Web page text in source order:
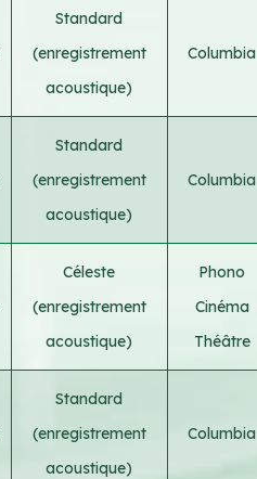
Standard
(enregistrement
acoustique)
Columbia
Standard
(enregistrement
acoustique)
Columbia
Céleste
(enregistrement
acoustique)
Phono
Cinéma
Théâtre
Standard
(enregistrement
acoustique)
Columbia